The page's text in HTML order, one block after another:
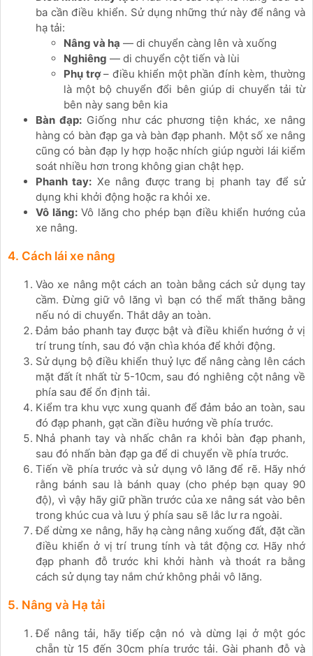
ba cần điều khiển. Sử dụng những thứ này để nâng và
hạ tải:
Nâng và hạ — di chuyển càng lên và xuống
Nghiêng — di chuyển cột tiến và lùi
Phụ trợ– điều khiển một phần đính kèm, thường
là một bộ chuyển đổi bên giúp di chuyển tải từ
bên này sang bên kia
Bàn đạp: Giống như các phương tiện khác, xe nâng
hàng có bàn đạp ga và bàn đạp phanh. Một số xe nâng
cũng có bàn đạp ly hợp hoặc nhích giúp người lái kiểm
soát nhiều hơn trong không gian chật hẹp.
Phanh tay: Xe nâng được trang bị phanh tay để sử
dụng khi khởi động hoặc ra khỏi xe.
Vô lăng:Vô lăng cho phép bạn điều khiển hướng của
xe nâng.
4. Cách lái xe nâng
Vào xe nâng một cách an toàn bằng cách sử dụng tay
cầm. Đừng giữ vô lăng vì bạn có thể mất thăng bằng
nếu nó di chuyển. Thắt dây an toàn.
Đảm bảo phanh tay được bật và điều khiển hướng ở vị
trí trung tính, sau đó vặn chìa khóa để khởi động.
Sử dụng bộ điều khiển thuỷ lực để nâng càng lên cách
mặt đất ít nhất từ ​​5-10cm, sau đó nghiêng cột nâng về
phía sau để ổn định tải.
Kiểm tra khu vực xung quanh để đảm bảo an toàn, sau
đó đạp phanh, gạt cần điều hướng về phía trước.
Nhả phanh tay và nhấc chân ra khỏi bàn đạp phanh,
sau đó nhấn bàn đạp ga để di chuyển về phía trước.
Tiến về phía trước và sử dụng vô lăng để rẽ. Hãy nhớ
rằng bánh sau là bánh quay (cho phép bạn quay 90
độ), vì vậy hãy giữ phần trước của xe nâng sát vào bên
trong khúc cua và lưu ý phía sau sẽ lắc lư ra ngoài.
Để dừng xe nâng, hãy hạ càng nâng xuống đất, đặt cần
điều khiển ở vị trí trung tính và tắt động cơ. Hãy nhớ
đạp phanh đỗ trước khi khởi hành và thoát ra bằng
cách sử dụng tay nắm chứ không phải vô lăng.
5. Nâng và Hạ tải
Để nâng tải, hãy tiếp cận nó và dừng lại ở một góc
chẵn từ 15 đến 30cm phía trước tải. Gài phanh đỗ và